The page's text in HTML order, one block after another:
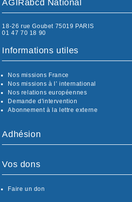
AGIRabcd National
18-26 rue Goubet 75019 PARIS
01 47 70 18 90
Informations utiles
Nos missions France
Nos missions à l’ international
Nos relations européennes
Demande d'intervention
Abonnement à la lettre externe
Adhésion
Vos dons
Faire un don